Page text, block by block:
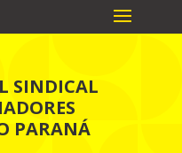
SINDICAL
PARANÁ